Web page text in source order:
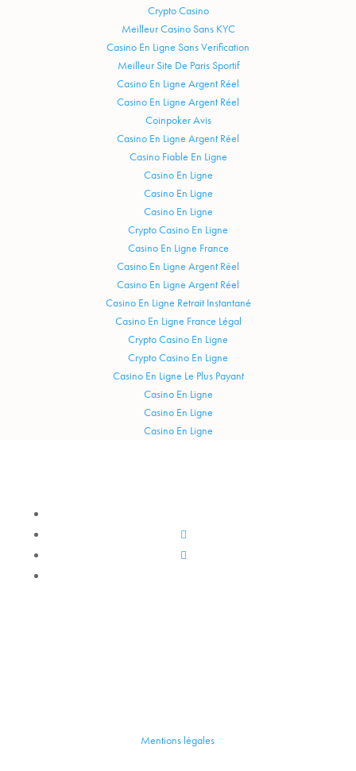
Crypto Casino
Meilleur Casino Sans KYC
Casino En Ligne Sans Verification
Meilleur Site De Paris Sportif
Casino En Ligne Argent Réel
Casino En Ligne Argent Réel
Coinpoker Avis
Casino En Ligne Argent Réel
Casino Fiable En Ligne
Casino En Ligne
Casino En Ligne
Casino En Ligne
Crypto Casino En Ligne
Casino En Ligne France
Casino En Ligne Argent Réel
Casino En Ligne Argent Réel
Casino En Ligne Retrait Instantané
Casino En Ligne France Légal
Crypto Casino En Ligne
Crypto Casino En Ligne
Casino En Ligne Le Plus Payant
Casino En Ligne
Casino En Ligne
Casino En Ligne
Mentions légales